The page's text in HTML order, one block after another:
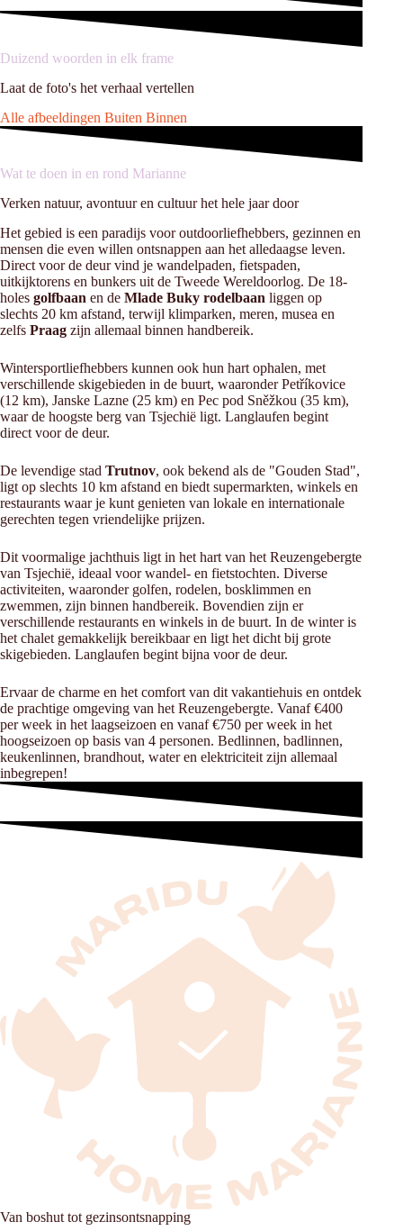
Duizend woorden in elk frame
Laat de foto's het verhaal vertellen
Alle afbeeldingen Buiten Binnen
Wat te doen in en rond Marianne
Verken natuur, avontuur en cultuur het hele jaar door
Het gebied is een paradijs voor outdoorliefhebbers, gezinnen en
mensen die even willen ontsnappen aan het alledaagse leven.
Direct voor de deur vind je wandelpaden, fietspaden,
uitkijktorens en bunkers uit de Tweede Wereldoorlog. De 18-
holes golfbaan en de Mlade Buky rodelbaan liggen op
slechts 20 km afstand, terwijl klimparken, meren, musea en
zelfs Praag zijn allemaal binnen handbereik.
Wintersportliefhebbers kunnen ook hun hart ophalen, met
verschillende skigebieden in de buurt, waaronder Petříkovice
(12 km), Janske Lazne (25 km) en Pec pod Sněžkou (35 km),
waar de hoogste berg van Tsjechië ligt. Langlaufen begint
direct voor de deur.
De levendige stad Trutnov, ook bekend als de "Gouden Stad",
ligt op slechts 10 km afstand en biedt supermarkten, winkels en
restaurants waar je kunt genieten van lokale en internationale
gerechten tegen vriendelijke prijzen.
Dit voormalige jachthuis ligt in het hart van het Reuzengebergte
van Tsjechië, ideaal voor wandel- en fietstochten. Diverse
activiteiten, waaronder golfen, rodelen, bosklimmen en
zwemmen, zijn binnen handbereik. Bovendien zijn er
verschillende restaurants en winkels in de buurt. In de winter is
het chalet gemakkelijk bereikbaar en ligt het dicht bij grote
skigebieden. Langlaufen begint bijna voor de deur.
Ervaar de charme en het comfort van dit vakantiehuis en ontdek
de prachtige omgeving van het Reuzengebergte. Vanaf €400
per week in het laagseizoen en vanaf €750 per week in het
hoogseizoen op basis van 4 personen. Bedlinnen, badlinnen,
keukenlinnen, brandhout, water en elektriciteit zijn allemaal
inbegrepen!
Van boshut tot gezinsontsnapping